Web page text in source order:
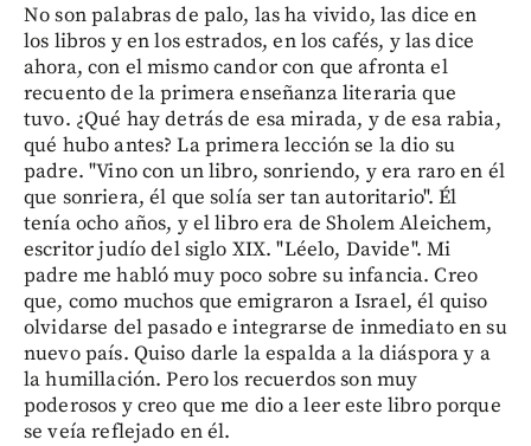
No son palabras de palo, las ha vivido, las dice en
los libros y en los estrados, en los cafés, y las dice
ahora, con el mismo candor con que afronta el
recuento de la primera enseñanza literaria que
tuvo. ¿Qué hay detrás de esa mirada, y de esa rabia,
qué hubo antes? La primera lección se la dio su
padre. "Vino con un libro, sonriendo, y era raro en él
que sonriera, él que solía ser tan autoritario". Él
tenía ocho años, y el libro era de Sholem Aleichem,
escritor judío del siglo XIX. "Léelo, Davide". Mi
padre me habló muy poco sobre su infancia. Creo
que, como muchos que emigraron a Israel, él quiso
olvidarse del pasado e integrarse de inmediato en su
nuevo país. Quiso darle la espalda a la diáspora y a
la humillación. Pero los recuerdos son muy
poderosos y creo que me dio a leer este libro porque
se veía reflejado en él.